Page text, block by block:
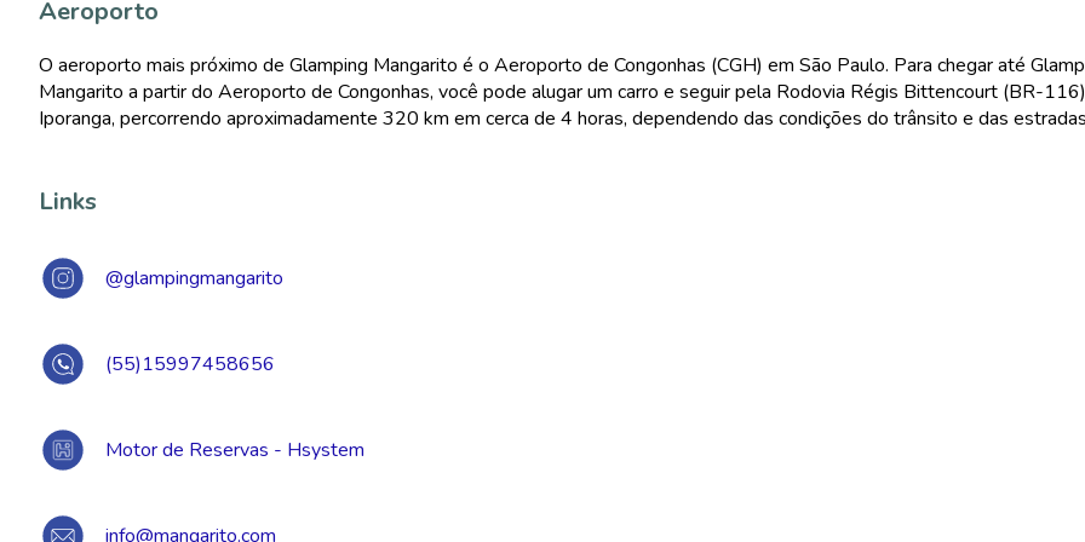
Aeroporto
O aeroporto mais próximo de Glamping Mangarito é o Aeroporto de Congonhas (CGH) em São Paulo. Para chegar até
Mangarito a partir do Aeroporto de Congonhas, você pode alugar um carro e seguir pela Rodovia Régis Bittencourt (BR-
Iporanga, percorrendo aproximadamente 320 km em cerca de 4 horas, dependendo das condições do trânsito e das
Links
@glampingmangarito
(55)15997458656
Motor de Reservas - Hsystem
info@mangarito.com